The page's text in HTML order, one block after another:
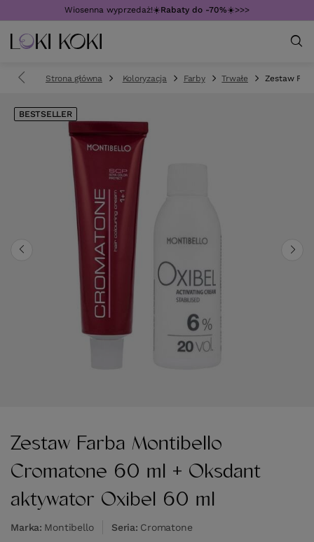
Wiosenna wyprzedaż!☀️Rabaty do -70%☀️>>>
Strona główna Koloryzacja Farby Trwałe Zestaw
BESTSELLER
Zestaw Farba Montibello
Cromatone 60 ml + Oksdant
aktywator Oxibel 60 ml
Marka Montibello Seria Cromatone